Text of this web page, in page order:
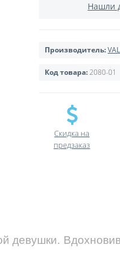
Нашли
Производитель:
Код товара:2080-01
Скидка на
предзаказ
девушки.